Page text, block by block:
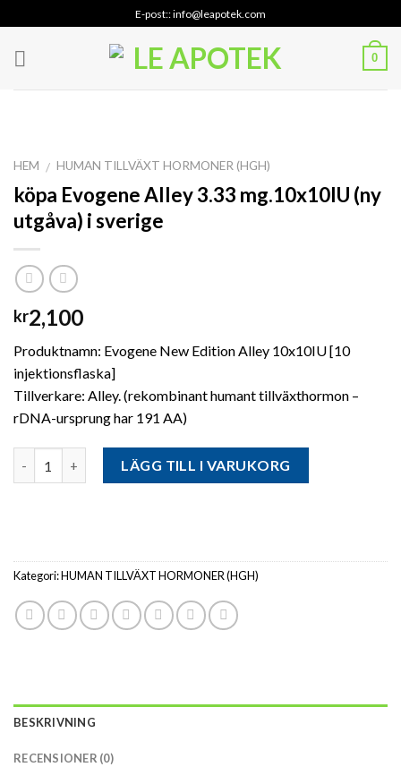
to
content
E-post:: info@leapotek.com
0
HEM / HUMAN TILLVÄXT HORMONER (HGH)
köpa Evogene Alley 3.33 mg.10x10IU (ny
utgåva) i sverige
kr2,100
Produktnamn: Evogene New Edition Alley 10x10IU [10
injektionsflaska]
Tillverkare: Alley. (rekombinant humant tillväxthormon –
rDNA-ursprung har 191 AA)
LÄGG TILL I VARUKORG
Kategori:HUMAN TILLVÄXT HORMONER (HGH)
BESKRIVNING
RECENSIONER (0)